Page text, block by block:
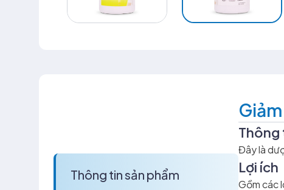
Thông tin sản phẩm
Thông
Đây là
Lợi ích
Gồm các